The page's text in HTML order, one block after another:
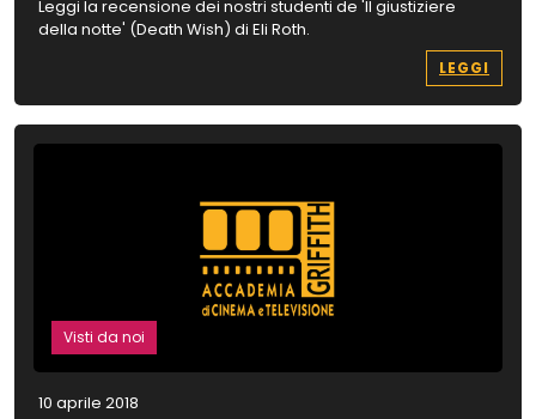
Leggi la recensione dei nostri studenti de 'Il giustiziere
della notte' (Death Wish) di Eli Roth.
LEGGI
Visti da noi
10 aprile 2018